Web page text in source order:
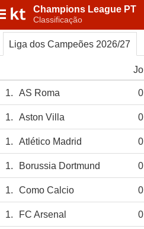
Champions League PT
Classificação
Liga dos Campeões 2026/27
Jo
1. AS Roma 0
1. Aston Villa 0
1. Atlético Madrid 0
1. Borussia Dortmund 0
1. Como Calcio 0
1. FC Arsenal 0